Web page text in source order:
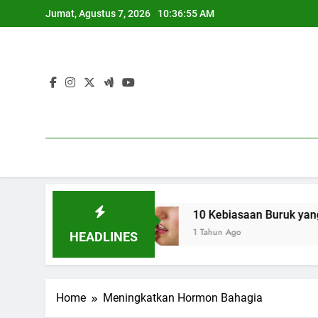
to
Jumat, Agustus 7, 2026 10:36:56 AM
HEADLINES
10 Kebiasaan Buruk yang Bikin Bibir
1 Tahun Ago
Home Meningkatkan Hormon Bahagia